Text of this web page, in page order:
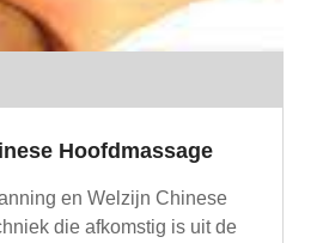
Hoofdmassage
en Welzijn Chinese
die afkomstig is uit de